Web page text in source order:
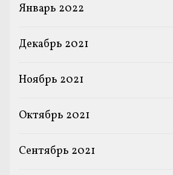
Январь 2022
Декабрь 2021
Ноябрь 2021
Октябрь 2021
Сентябрь 2021